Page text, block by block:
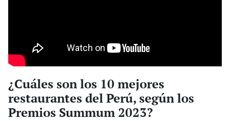
¿Cuáles son los 10 mejores
restaurantes del Perú, según los
Premios Summum 2023?